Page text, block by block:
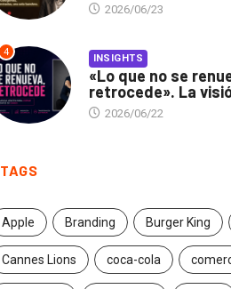
2026/06/23
4 INSIGHTS
«Lo que no se
retrocede». La
2026/06/22
TAGS
Apple Branding Burger King
Cannes Lions coca-cola